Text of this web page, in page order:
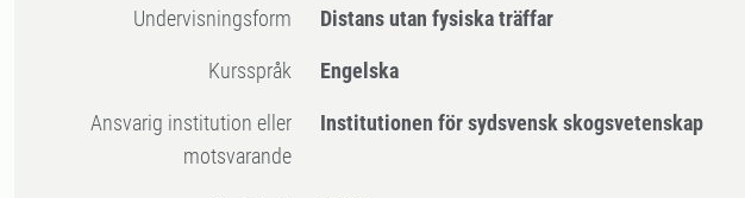
Undervisningsform Distans utan fysiska träffar
Kursspråk Engelska
Ansvarig institution eller
motsvarande
Institutionen för sydsvensk skogsvetenskap